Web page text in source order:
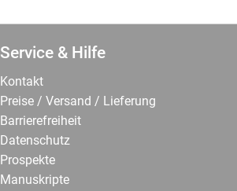
Service & Hilfe
Kontakt
Preise / Versand / Lieferung
Barrierefreiheit
Datenschutz
Prospekte
Manuskripte